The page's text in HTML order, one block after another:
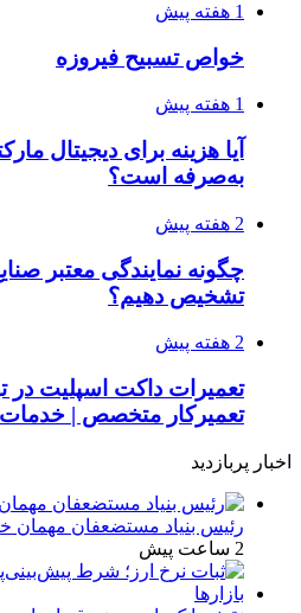
1 هفته پیش
خواص تسبیح فیروزه
1 هفته پیش
آیا هزینه برای دیجیتال
به‌صرفه است؟
2 هفته پیش
چگونه نمایندگی معتبر
تشخیص دهیم؟
2 هفته پیش
تعمیرات داکت اسپلیت در
تعمیرکار متخصص | خدمات
اخبار پربازدید
رئیس بنیاد مستضعفان مهمان
2 ساعت پیش